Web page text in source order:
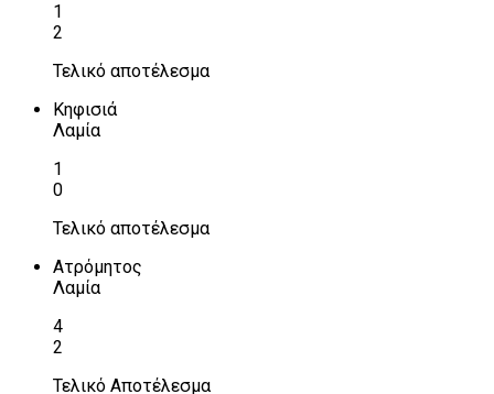
1
2
Τελικό αποτέλεσμα
Κηφισιά
Λαμία
1
0
Τελικό αποτέλεσμα
Ατρόμητος
Λαμία
4
2
Τελικό Αποτέλεσμα